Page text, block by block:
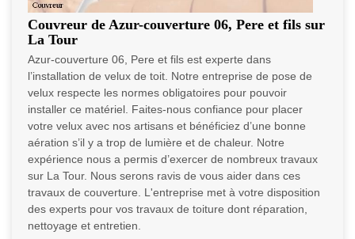
Couvreur de Azur-couverture 06, Pere et fils sur
La Tour
Azur-couverture 06, Pere et fils est experte dans
l’installation de velux de toit. Notre entreprise de pose de
velux respecte les normes obligatoires pour pouvoir
installer ce matériel. Faites-nous confiance pour placer
votre velux avec nos artisans et bénéficiez d’une bonne
aération s’il y a trop de lumière et de chaleur. Notre
expérience nous a permis d’exercer de nombreux travaux
sur La Tour. Nous serons ravis de vous aider dans ces
travaux de couverture. L'entreprise met à votre disposition
des experts pour vos travaux de toiture dont réparation,
nettoyage et entretien.